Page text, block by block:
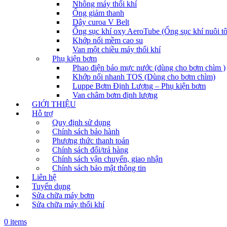
Nhông máy thổi khí
Ống giảm thanh
Dây curoa V Belt
Ống sục khí oxy AeroTube (Ống sục khí nuôi
Khớp nối mềm cao su
Van một chiều máy thổi khí
Phụ kiện bơm
Phao điện báo mực nước (dùng cho bơm chìm )
Khớp nối nhanh TOS (Dùng cho bơm chìm)
Luppe Bơm Định Lượng – Phụ kiện bơm
Van châm bơm định lượng
GIỚI THIỆU
Hỗ trợ
Quy định sử dụng
Chính sách bảo hành
Phương thức thanh toán
Chính sách đổi/trả hàng
Chính sách vận chuyển, giao nhận
Chính sách bảo mật thông tin
Liên hệ
Tuyển dụng
Sửa chữa máy bơm
Sửa chữa máy thổi khí
0 items